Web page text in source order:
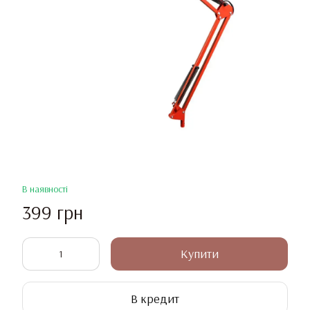
В наявності
399 грн
Купити
В кредит